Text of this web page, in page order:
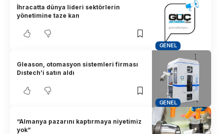
GENEL
İhracatta dünya lideri sektörlerin
yönetimine taze kan
GENEL
Gleason, otomasyon sistemleri firması
Dıstech’i satın aldı
“Almanya pazarını kaptırmaya niyetimiz
yok”